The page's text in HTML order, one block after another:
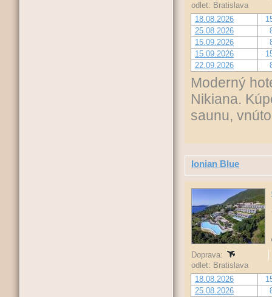
odlet: Bratislava
18.08.2026
25.08.2026
15.09.2026
15.09.2026
22.09.2026
Moderný
Nikiana.
saunu,
Ionian Blue
Doprava:
odlet: Bratislava
18.08.2026
25.08.2026